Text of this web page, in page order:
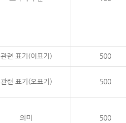
관련 표기(이표기) 500
관련 표기(오표기) 500
의미 500